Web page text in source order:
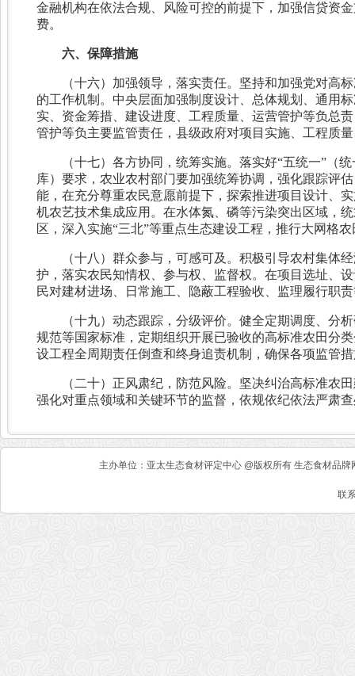
金融机构在依法合规、风险可控的前提下，加强信贷资
费。
六、保障措施
（十六）加强领导，落实责任。坚持和加强党对高
的工作机制。中央层面加强制度设计、总体规划、通用
实、资金筹措、建设进度、工程质量、运营管护等负总
管护等负主要监管责任，县级政府对项目实施、工程质
（十七）各方协同，统筹实施。落实好“五统一”（
库）要求，农业农村部门要加强统筹协调，强化跟踪评
能，在充分尊重农民意愿前提下，探索推进项目设计、
机农艺技术集成应用。在水体氮、磷等污染突出区域，
区，深入实施“三北”等重点生态建设工程，推行大网格
（十八）群众参与，可感可及。积极引导农村集体
护，落实农民知情权、参与权、监督权。在项目选址、
民对建材进场、日常施工、隐蔽工程验收、监理履行职
（十九）动态跟踪，分级评价。健全定期调度、分
规范等国家标准，定期组织开展已验收的高标准农田分
设工程全周期责任倒查和终身追责机制，确保各项监管
（二十）正风肃纪，防范风险。坚决纠治高标准农
强化对重点领域和关键环节的监督，依规依纪依法严肃
主办单位：亚太生态食材评定中心 @版权所有 生态食材品
联